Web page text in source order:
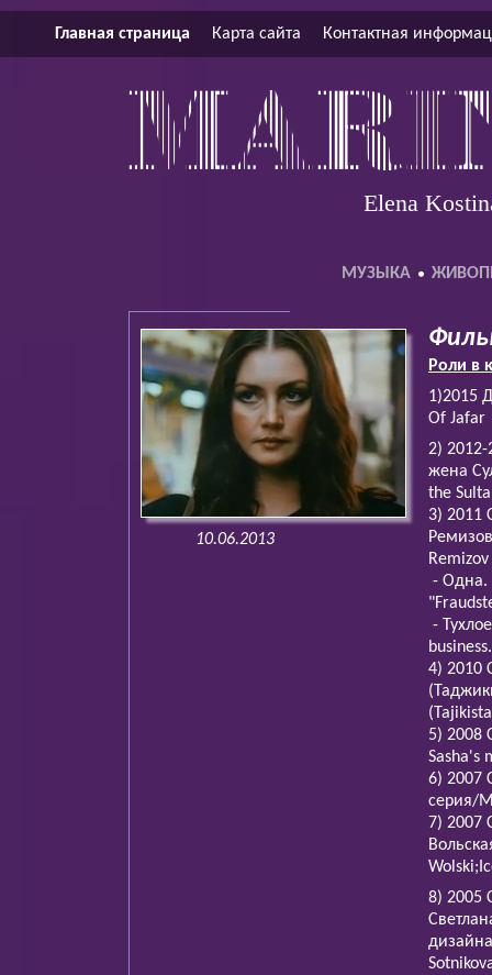
Главная страница Карта сайта Контактная
Elena
МУЗЫКА
10.06.2013
Роли в
1)2015
Of Jafar
2)
жена
the
3) 2011
- Одна.
-
4) 2010
5) 2008
Sasha's
6) 2007
серия/
7) 2007
8) 2005